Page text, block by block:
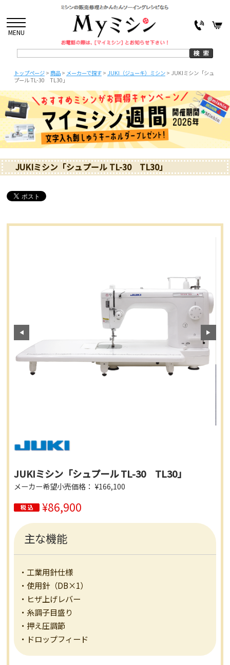
MENU
トップページ> 商品> メーカーで探す> JUKI（ジューキ）ミシン> JUKIミシン「シュ
プール TL-30 TL30」
JUKIミシン「シュプール TL-30 TL30」
JUKIミシン「シュプール TL-30 TL30」
メーカー希望小売価格： ¥166,100
¥86,900
主な機能
・工業用針仕様
・使用針（DB×1）
・ヒザ上げレバー
・糸調子目盛り
・押え圧調節
・ドロップフィード